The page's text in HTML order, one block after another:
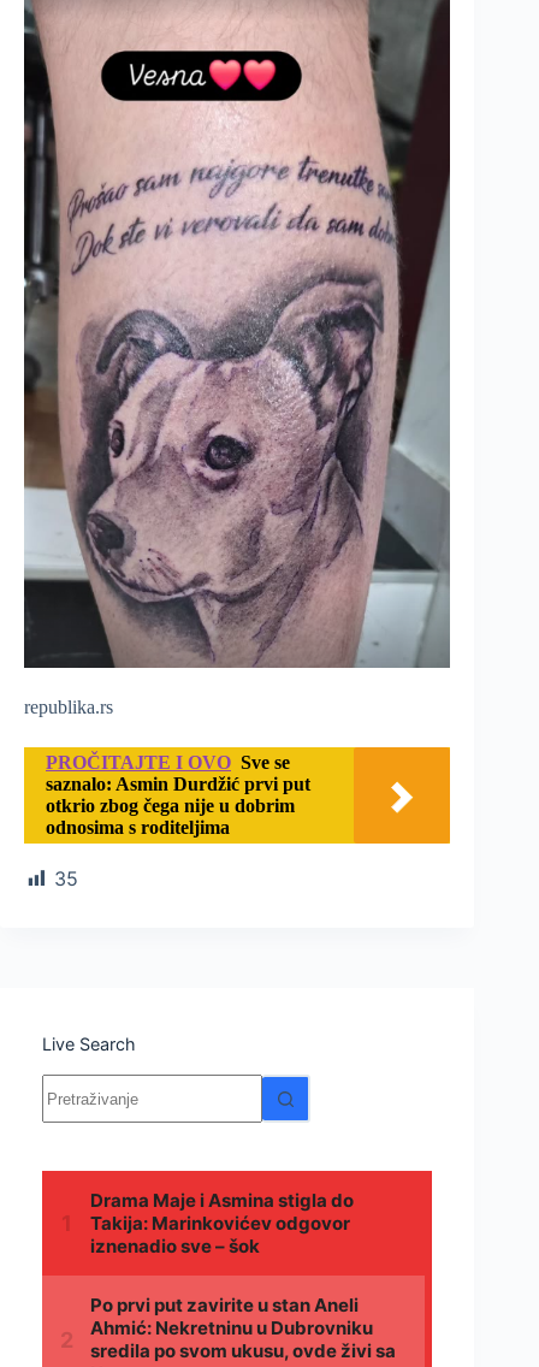
republika.rs
PROČITAJTE I OVO Sve se
saznalo: Asmin Durdžić prvi put
otkrio zbog čega nije u dobrim
odnosima s roditeljima
35
Live Search
Nema
rezultata.